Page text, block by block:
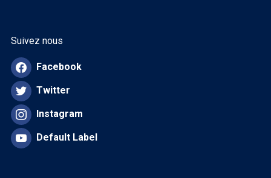
Suivez nous
Facebook
Twitter
Instagram
Default Label